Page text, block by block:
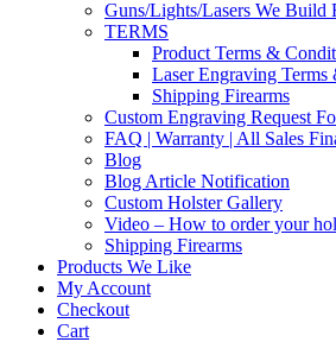
Guns/Lights/Lasers We Build
TERMS
Product Terms &
Laser Engraving
Shipping Firearms
Custom Engraving Request
FAQ | Warranty | All Sales
Blog
Blog Article Notification
Custom Holster Gallery
Video – How to order your
Shipping Firearms
Products We Like
My Account
Checkout
Cart